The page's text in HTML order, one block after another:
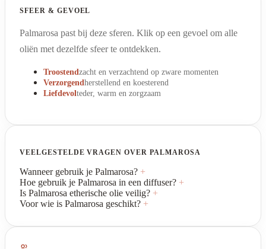
SFEER & GEVOEL
Palmarosa past bij deze sferen. Klik op een gevoel om alle
oliën met dezelfde sfeer te ontdekken.
Troostend zacht en verzachtend op zware momenten
Verzorgend herstellend en koesterend
Liefdevol teder, warm en zorgzaam
VEELGESTELDE VRAGEN OVER PALMAROSA
Wanneer gebruik je Palmarosa? +
Hoe gebruik je Palmarosa in een diffuser? +
Is Palmarosa etherische olie veilig? +
Voor wie is Palmarosa geschikt? +